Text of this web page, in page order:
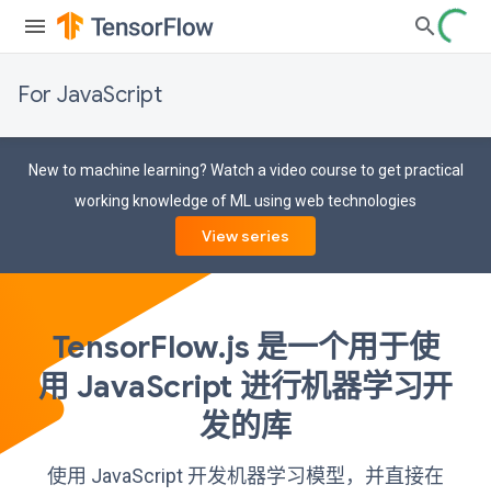
For JavaScript
New to machine learning? Watch a video course to get practical
working knowledge of ML using web technologies
View series
TensorFlow.js 是一个用于使
用 JavaScript 进行机器学习开
发的库
使用 JavaScript 开发机器学习模型，并直接在